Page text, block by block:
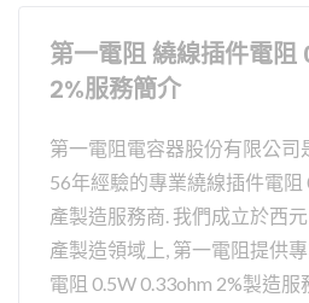
第一電阻 繞線插件電
2%服務簡介
第一電阻電容器股份有限公司
56年經驗的專業繞線插件電阻
產製造服務商. 我們成立於西
產製造領域上, 第一電阻提供
電阻 0.5W 0.33ohm 2%製造服